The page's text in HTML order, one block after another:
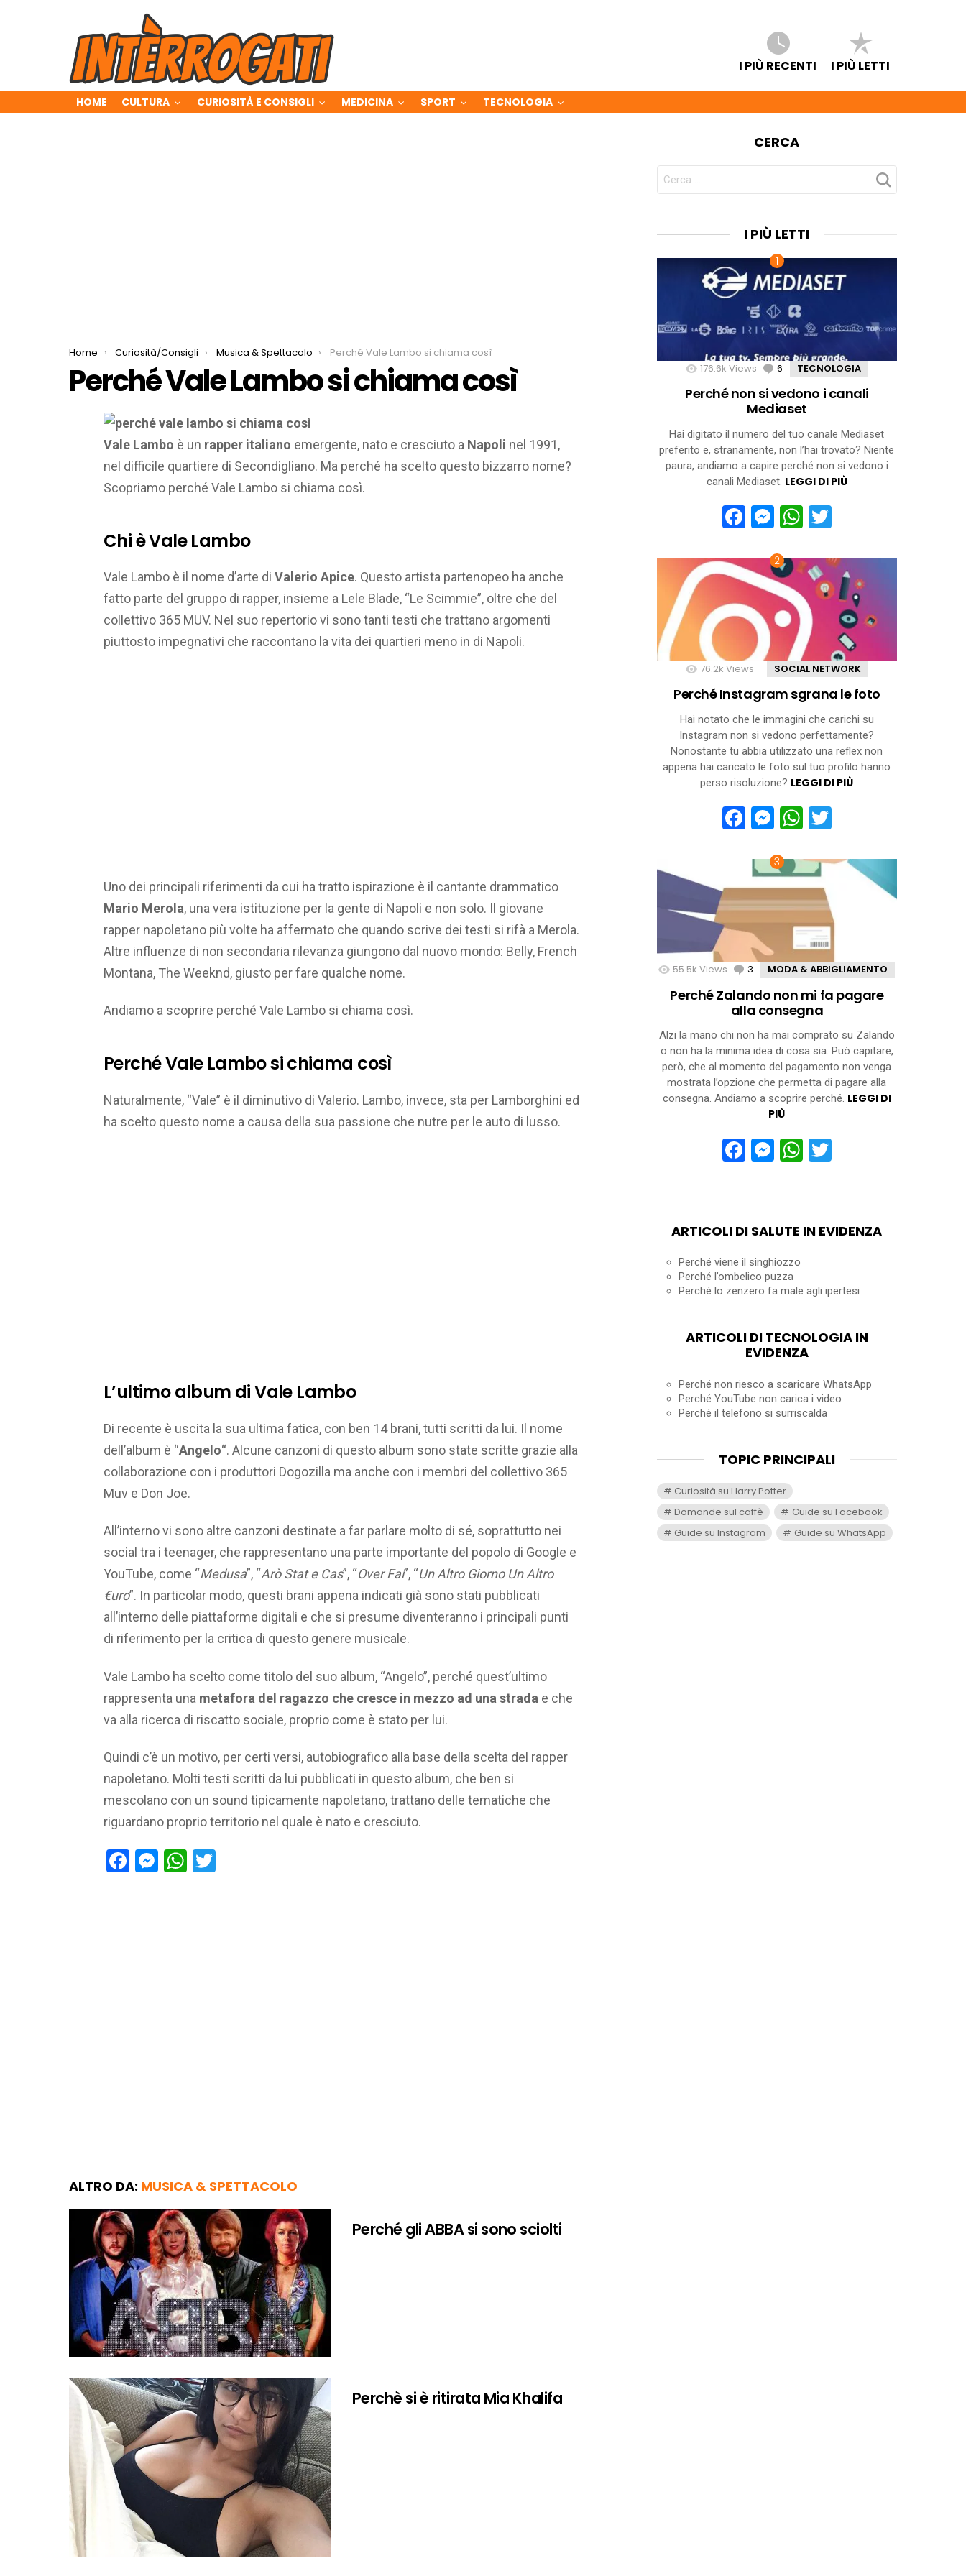
I PIÙ RECENTI I PIÙ LETTI
HOME CULTURA CURIOSITÀ E CONSIGLI MEDICINA SPORT TECNOLOGIA
You are here:
Home Curiosità/Consigli Musica & Spettacolo Perché Vale Lambo si chiama così
Perché Vale Lambo si chiama così
Vale Lambo è un rapper italiano emergente, nato e cresciuto a Napoli nel 1991,
nel difficile quartiere di Secondigliano. Ma perché ha scelto questo bizzarro nome?
Scopriamo perché Vale Lambo si chiama così.
Chi è Vale Lambo
Vale Lambo è il nome d’arte di Valerio Apice. Questo artista partenopeo ha anche
fatto parte del gruppo di rapper, insieme a Lele Blade, “Le Scimmie”, oltre che del
collettivo 365 MUV. Nel suo repertorio vi sono tanti testi che trattano argomenti
piuttosto impegnativi che raccontano la vita dei quartieri meno in di Napoli.
Uno dei principali riferimenti da cui ha tratto ispirazione è il cantante drammatico
Mario Merola, una vera istituzione per la gente di Napoli e non solo. Il giovane
rapper napoletano più volte ha affermato che quando scrive dei testi si rifà a Merola.
Altre influenze di non secondaria rilevanza giungono dal nuovo mondo: Belly, French
Montana, The Weeknd, giusto per fare qualche nome.
Andiamo a scoprire perché Vale Lambo si chiama così.
Perché Vale Lambo si chiama così
Naturalmente, “Vale” è il diminutivo di Valerio. Lambo, invece, sta per Lamborghini ed
ha scelto questo nome a causa della sua passione che nutre per le auto di lusso.
L’ultimo album di Vale Lambo
Di recente è uscita la sua ultima fatica, con ben 14 brani, tutti scritti da lui. Il nome
dell’album è “Angelo“. Alcune canzoni di questo album sono state scritte grazie alla
collaborazione con i produttori Dogozilla ma anche con i membri del collettivo 365
Muv e Don Joe.
All’interno vi sono altre canzoni destinate a far parlare molto di sé, soprattutto nei
social tra i teenager, che rappresentano una parte importante del popolo di Google e
YouTube, come “Medusa”, “Arò Stat e Cas”, “Over Fai”, “Un Altro Giorno Un Altro
€uro”. In particolar modo, questi brani appena indicati già sono stati pubblicati
all’interno delle piattaforme digitali e che si presume diventeranno i principali punti
di riferimento per la critica di questo genere musicale.
Vale Lambo ha scelto come titolo del suo album, “Angelo”, perché quest’ultimo
rappresenta una metafora del ragazzo che cresce in mezzo ad una strada e che
va alla ricerca di riscatto sociale, proprio come è stato per lui.
Quindi c’è un motivo, per certi versi, autobiografico alla base della scelta del rapper
napoletano. Molti testi scritti da lui pubblicati in questo album, che ben si
mescolano con un sound tipicamente napoletano, trattano delle tematiche che
riguardano proprio territorio nel quale è nato e cresciuto.
Facebook
Messenger
WhatsApp
ALTRO DA: MUSICA & SPETTACOLO
Perché gli ABBA si sono sciolti
Perchè si è ritirata Mia Khalifa
CERCA
CERCA
PER:
I PIÙ LETTI
176.6k Views 6 Comments
TECNOLOGIA
Perché non si vedono i canali
Mediaset
Hai digitato il numero del tuo canale Mediaset
preferito e, stranamente, non l’hai trovato? Niente
paura, andiamo a capire perché non si vedono i
canali Mediaset. LEGGI DI PIÙ
Facebook
Messenger
WhatsApp
76.2k Views SOCIAL NETWORK
Perché Instagram sgrana le foto
Hai notato che le immagini che carichi su
Instagram non si vedono perfettamente?
Nonostante tu abbia utilizzato una reflex non
appena hai caricato le foto sul tuo profilo hanno
perso risoluzione? LEGGI DI PIÙ
Facebook
Messenger
WhatsApp
Twitter
55.5k Views 3 Comments
MODA & ABBIGLIAMENTO
Perché Zalando non mi fa pagare
alla consegna
Alzi la mano chi non ha mai comprato su Zalando
o non ha la minima idea di cosa sia. Può capitare,
però, che al momento del pagamento non venga
mostrata l’opzione che permetta di pagare alla
consegna. Andiamo a scoprire perché. LEGGI DI
PIÙ
Facebook
Messenger
WhatsApp
Twitter
ARTICOLI DI SALUTE IN EVIDENZA
Perché viene il singhiozzo
Perché l’ombelico puzza
Perché lo zenzero fa male agli ipertesi
ARTICOLI DI TECNOLOGIA IN
EVIDENZA
Perché non riesco a scaricare WhatsApp
Perché YouTube non carica i video
Perché il telefono si surriscalda
TOPIC PRINCIPALI
Curiosità su Harry Potter
Domande sul caffè
Guide su Facebook
Guide su Instagram
Guide su WhatsApp